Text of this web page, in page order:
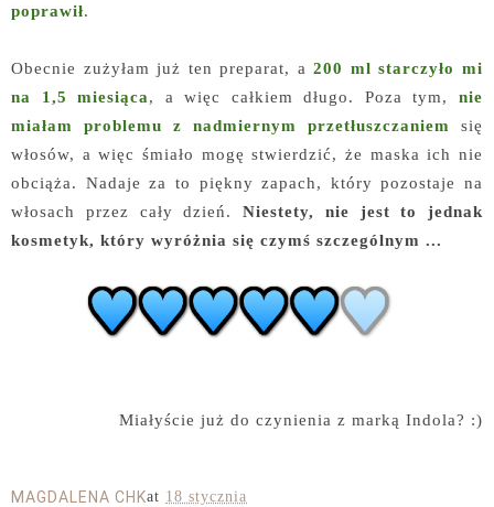
poprawił.
Obecnie zużyłam już ten preparat, a200 ml starczyło mi
na 1,5 miesiąca, a więc całkiem długo. Poza tym,nie
miałam problemu z nadmiernym przetłuszczaniem
się
włosów, a więc śmiało mogę stwierdzić, że maska ich nie
obciąża. Nadaje za to piękny zapach, który pozostaje na
włosach przez cały dzień. Niestety, nie jest to jednak
kosmetyk, który wyróżnia się czymś szczególnym ...
Miałyście już do czynienia z marką Indola? :)
MAGDALENA CHKat 18 stycznia